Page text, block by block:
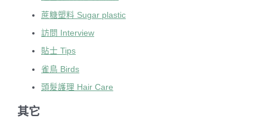
蔗糖塑料 Sugar plastic
訪問 Interview
貼士 Tips
雀鳥 Birds
頭髮護理 Hair Care
其它